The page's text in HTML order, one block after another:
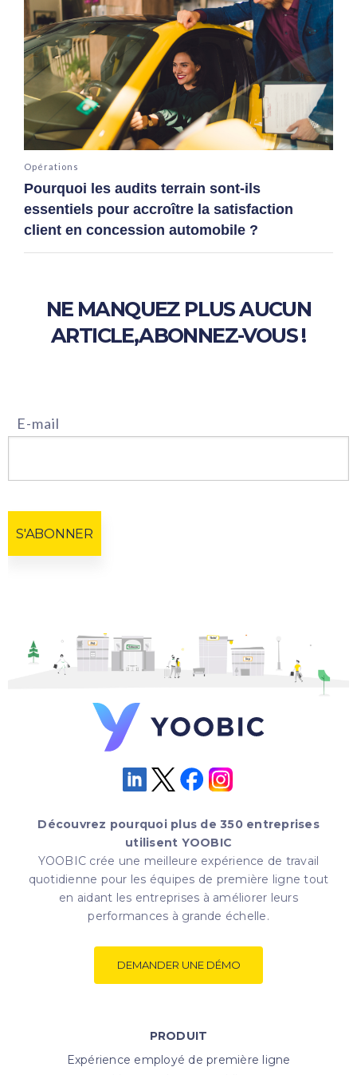
Opérations
Pourquoi les audits terrain sont-ils
essentiels pour accroître la satisfaction
client en concession automobile ?
NE MANQUEZ PLUS AUCUN
ARTICLE,ABONNEZ-VOUS !
E-mail
Découvrez pourquoi plus de 350 entreprises
utilisent YOOBIC
YOOBIC crée une meilleure expérience de travail
quotidienne pour les équipes de première ligne tout
en aidant les entreprises à améliorer leurs
performances à grande échelle.
DEMANDER UNE DÉMO
PRODUIT
Expérience employé de première ligne